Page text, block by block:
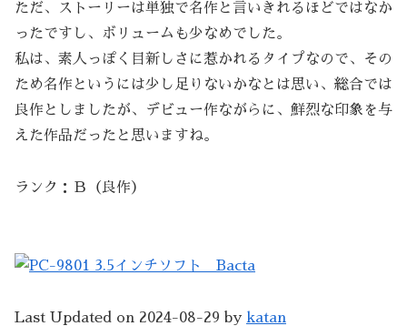
ただ、ストーリーは単独で名作と言いきれるほどではなか
ったですし、ボリュームも少なめでした。
私は、素人っぽく目新しさに惹かれるタイプなので、その
ため名作というには少し足りないかなとは思い、総合では
良作としましたが、デビュー作ながらに、鮮烈な印象を与
えた作品だったと思いますね。
ランク：Ｂ（良作）
Last Updated on 2024-08-29 by katan